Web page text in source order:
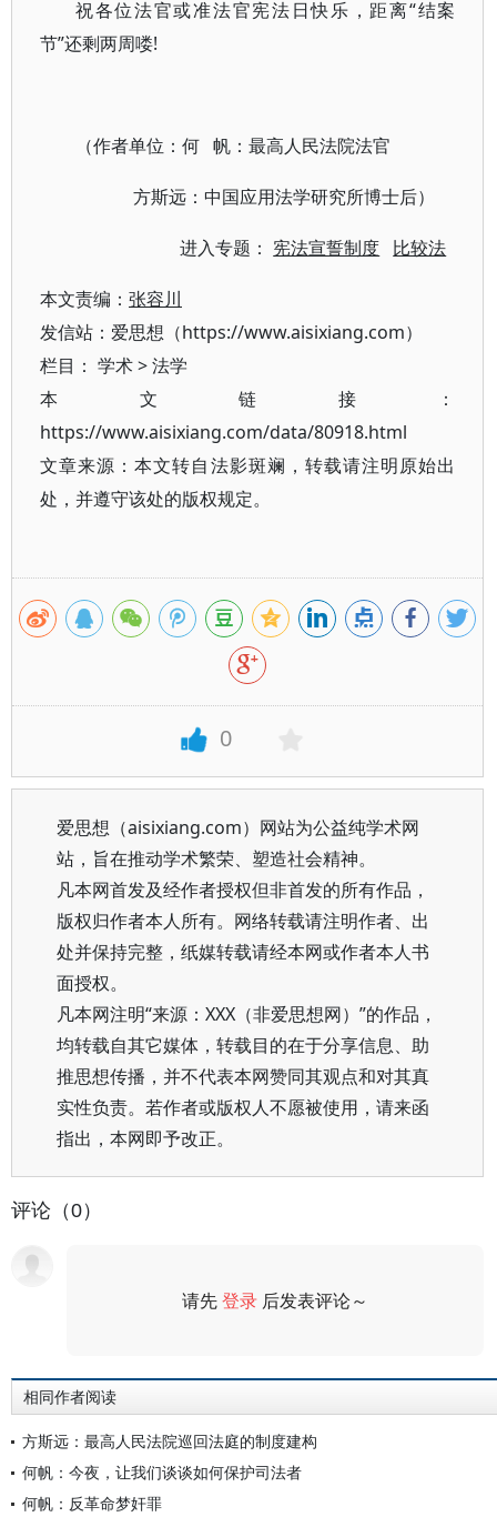
祝各位法官或准法官宪法日快乐，距离“结案
节”还剩两周喽!
（作者单位：何 帆：最高人民法院法官
方斯远：中国应用法学研究所博士后）
进入专题： 宪法宣誓制度 比较法
本文责编： 张容川
发信站：爱思想（https://www.aisixiang.com）
栏目： 学术>法学
本文链接：
https://www.aisixiang.com/data/80918.html
文章来源：本文转自法影斑斓，转载请注明原始出
处，并遵守该处的版权规定。
0
爱思想（aisixiang.com）网站为公益纯学术网
站，旨在推动学术繁荣、塑造社会精神。
凡本网首发及经作者授权但非首发的所有作品，
版权归作者本人所有。网络转载请注明作者、出
处并保持完整，纸媒转载请经本网或作者本人书
面授权。
凡本网注明“来源：XXX（非爱思想网）”的作品，
均转载自其它媒体，转载目的在于分享信息、助
推思想传播，并不代表本网赞同其观点和对其真
实性负责。若作者或版权人不愿被使用，请来函
指出，本网即予改正。
评论（0）
请先登录 后发表评论～
相同作者阅读
方斯远：最高人民法院巡回法庭的制度建构
何帆：今夜，让我们谈谈如何保护司法者
何帆：反革命梦奸罪